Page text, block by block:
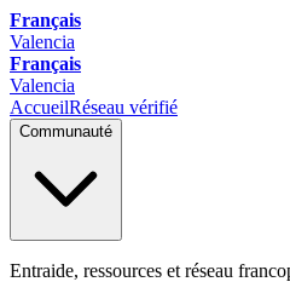
Français
Valencia
Français
Valencia
AccueilRéseau vérifié
Communauté
Entraide, ressources et réseau